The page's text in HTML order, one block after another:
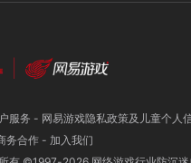
服务 - 网易游戏隐私政策及儿童个人
务合作 - 加入我们